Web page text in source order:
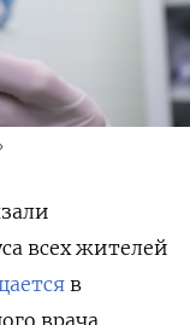
всех жителей
в